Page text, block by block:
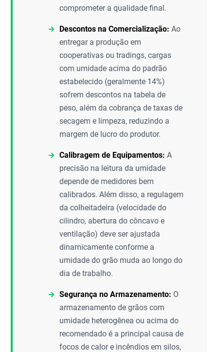
comprometer a qualidade final.
Descontos na Comercialização: Ao
entregar a produção em
cooperativas ou tradings, cargas
com umidade acima do padrão
estabelecido (geralmente 14%)
sofrem descontos na tabela de
peso, além da cobrança de taxas de
secagem e limpeza, reduzindo a
margem de lucro do produtor.
Calibragem de Equipamentos: A
precisão na leitura da umidade
depende de medidores bem
calibrados. Além disso, a regulagem
da colheitadeira (velocidade do
cilindro, abertura do côncavo e
ventilação) deve ser ajustada
dinamicamente conforme a
umidade do grão muda ao longo do
dia de trabalho.
Segurança no Armazenamento: O
armazenamento de grãos com
umidade heterogênea ou acima do
recomendado é a principal causa de
focos de calor e incêndios em silos,